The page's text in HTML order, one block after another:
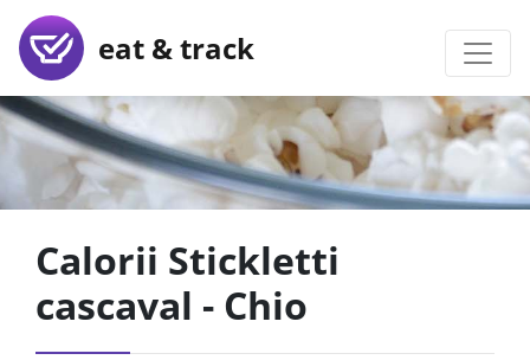
eat & track
Calorii Stickletti
cascaval - Chio